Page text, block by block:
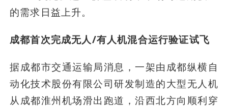
的需求日益上升。
成都首次完成无人/有人机混合运行验证试飞
据成都市交通运输局消息，一架由成都纵横自
动化技术股份有限公司研发制造的大型无人机
从成都淮州机场滑出跑道，沿西北方向顺利穿